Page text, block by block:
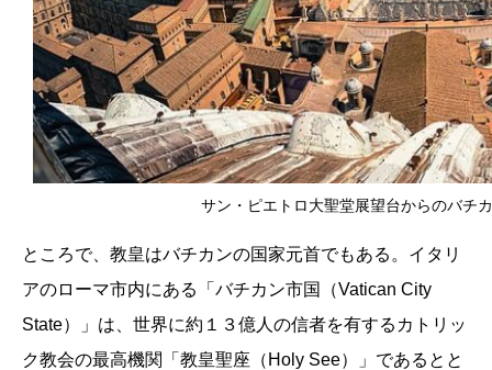
サン・ピエトロ大聖堂展望台からのバチ
ところで、教皇はバチカンの国家元首でもある。イタリ
アのローマ市内にある「バチカン市国（Vatican City
State）」は、世界に約１３億人の信者を有するカトリッ
ク教会の最高機関「教皇聖座（Holy See）」であるとと